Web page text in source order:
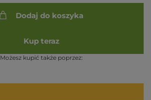
Dodaj do koszyka
Kup teraz
Możesz kupić także poprzez: